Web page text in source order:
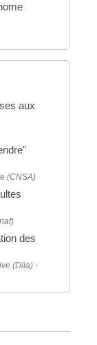
aux
(CNSA)
des
(Dila) -